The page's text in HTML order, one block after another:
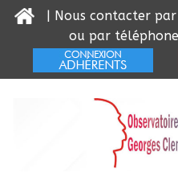
| Nous contacter
ou par